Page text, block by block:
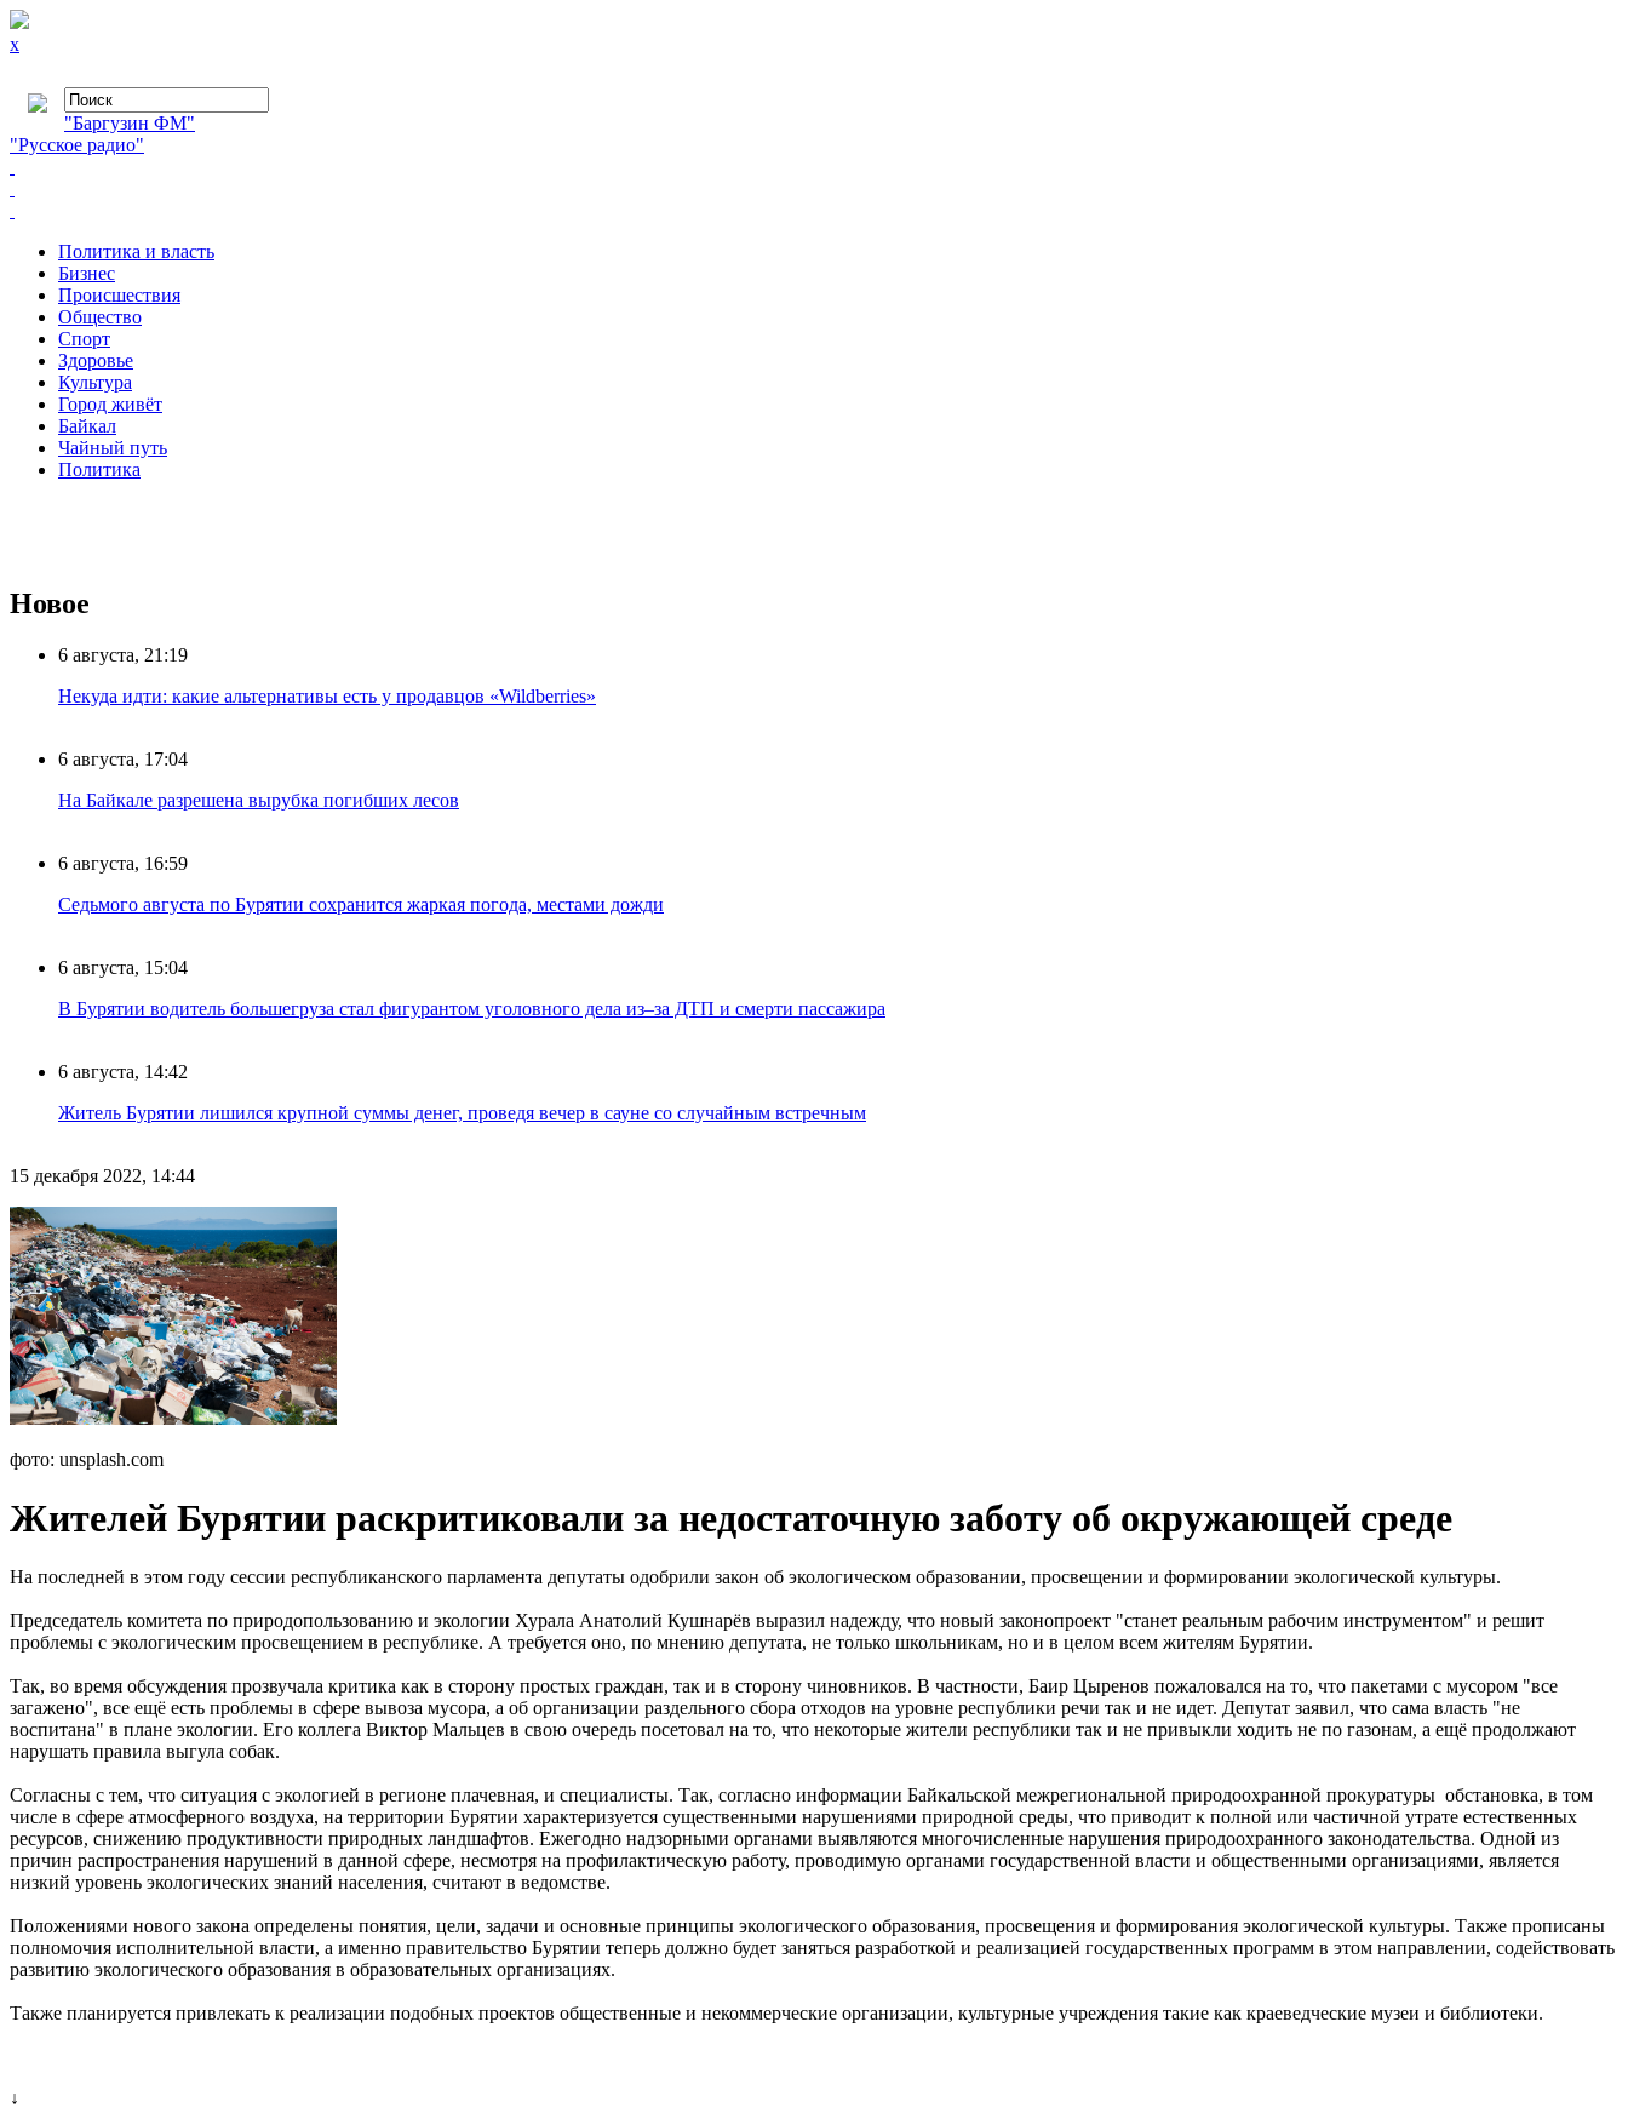
x
"Баргузин ФМ"
"Русское радио"
Политика и власть
Бизнес
Происшествия
Общество
Cпорт
Здоровье
Культура
Город живёт
Байкал
Чайный путь
Политика
Новое
6 августа, 21:19
Некуда идти: какие альтернативы есть у продавцов «Wildberries»
6 августа, 17:04
На Байкале разрешена вырубка погибших лесов
6 августа, 16:59
Седьмого августа по Бурятии сохранится жаркая погода, местами дожди
6 августа, 15:04
В Бурятии водитель большегруза стал фигурантом уголовного дела из–за ДТП и смерти пассажира
6 августа, 14:42
Житель Бурятии лишился крупной суммы денег, проведя вечер в сауне со случайным встречным
15 декабря 2022, 14:44
фото: unsplash.com
Жителей Бурятии раскритиковали за недостаточную заботу об окружающей среде
На последней в этом году сессии республиканского парламента депутаты одобрили закон об экологическом образовании, просвещении и формировании экологической культуры.
Председатель комитета по природопользованию и экологии Хурала Анатолий Кушнарёв выразил надежду, что новый законопроект "станет реальным рабочим инструментом" и решит
проблемы с экологическим просвещением в республике. А требуется оно, по мнению депутата, не только школьникам, но и в целом всем жителям Бурятии.
Так, во время обсуждения прозвучала критика как в сторону простых граждан, так и в сторону чиновников. В частности, Баир Цыренов пожаловался на то, что пакетами с мусором "все
загажено", все ещё есть проблемы в сфере вывоза мусора, а об организации раздельного сбора отходов на уровне республики речи так и не идет. Депутат заявил, что сама власть "не
воспитана" в плане экологии. Его коллега Виктор Мальцев в свою очередь посетовал на то, что некоторые жители республики так и не привыкли ходить не по газонам, а ещё продолжают
нарушать правила выгула собак.
Согласны с тем, что ситуация с экологией в регионе плачевная, и специалисты. Так, согласно информации Байкальской межрегиональной природоохранной прокуратуры обстановка, в том
числе в сфере атмосферного воздуха, на территории Бурятии характеризуется существенными нарушениями природной среды, что приводит к полной или частичной утрате естественных
ресурсов, снижению продуктивности природных ландшафтов. Ежегодно надзорными органами выявляются многочисленные нарушения природоохранного законодательства. Одной из
причин распространения нарушений в данной сфере, несмотря на профилактическую работу, проводимую органами государственной власти и общественными организациями, является
низкий уровень экологических знаний населения, считают в ведомстве.
Положениями нового закона определены понятия, цели, задачи и основные принципы экологического образования, просвещения и формирования экологической культуры. Также прописаны
полномочия исполнительной власти, а именно правительство Бурятии теперь должно будет заняться разработкой и реализацией государственных программ в этом направлении, содействовать
развитию экологического образования в образовательных организациях.
Также планируется привлекать к реализации подобных проектов общественные и некоммерческие организации, культурные учреждения такие как краеведческие музеи и библиотеки.
↓